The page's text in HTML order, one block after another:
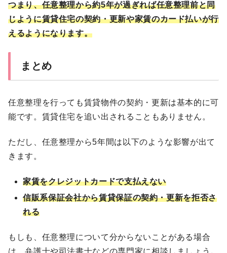
つまり、任意整理から約5年が過ぎれば任意整理前と同
じように賃貸住宅の契約・更新や家賃のカード払いが行
えるようになります。
まとめ
任意整理を行っても賃貸物件の契約・更新は基本的に可
能です。賃貸住宅を追い出されることもありません。
ただし、任意整理から5年間は以下のような影響が出て
きます。
家賃をクレジットカードで支払えない
信販系保証会社から賃貸保証の契約・更新を拒否さ
れる
もしも、任意整理について分からないことがある場合
は、弁護士や司法書士などの専門家に相談しましょう。